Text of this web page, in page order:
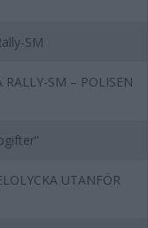
SM
SM – POLISEN
UTANFÖR